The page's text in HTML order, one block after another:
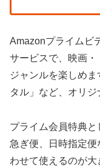
Amazonプライムビ
サービスで、映画
ジャンルを楽しめ
タル」など、オリジ
プライム会員特典
急ぎ便、日時指定
わせて使えるのが大